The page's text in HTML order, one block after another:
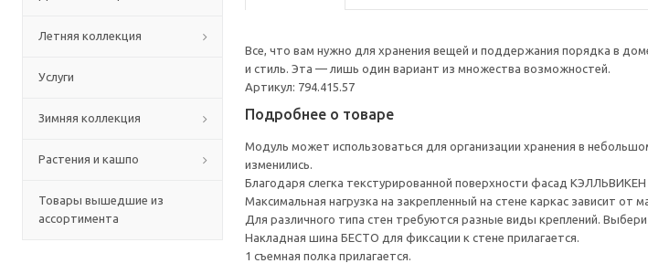
Летняя коллекция
Услуги
Зимняя коллекция
Растения и кашпо
Товары вышедшие из
ассортимента
Все, что вам нужно для хранения вещей и поддержания порядка в
и стиль. Эта — лишь один вариант из множества возможностей.
Артикул: 794.415.57
Подробнее о товаре
Модуль может использоваться для организации хранения в
изменились.
Благодаря слегка текстурированной поверхности фасад
Максимальная нагрузка на закрепленный на стене каркас зависит от
Для различного типа стен требуются разные виды креплений.
Накладная шина БЕСТО для фиксации к стене прилагается.
1 съемная полка прилагается.